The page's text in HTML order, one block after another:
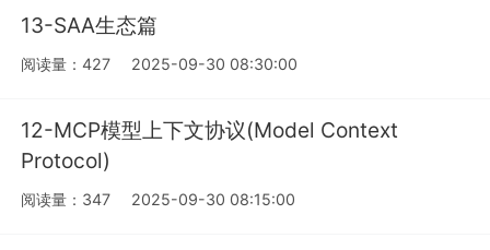
13-SAA生态篇
阅读量：427 2025-09-30 08:30:00
12-MCP模型上下文协议(Model Context
Protocol)
阅读量：347 2025-09-30 08:15:00